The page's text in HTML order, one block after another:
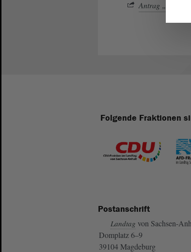
Antrag „Wahl
Folgende Fraktionen
Postanschrift
Landtag von Sachsen-
Domplatz 6–9
39104 Magdeburg